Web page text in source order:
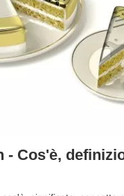
- Cos'è,